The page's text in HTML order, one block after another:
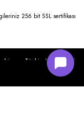
256 bit SSL sertifikası
ve Türkiye’nin çeşitli
tarafından